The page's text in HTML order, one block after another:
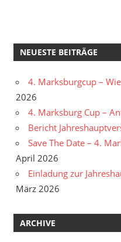
NEUESTE BEITRÄGE
4. Marksburgcup –
2026
4. Marksburg Cup –
Bericht
Save The Date – 4.
April 2026
Einladung zur
März 2026
ARCHIVE